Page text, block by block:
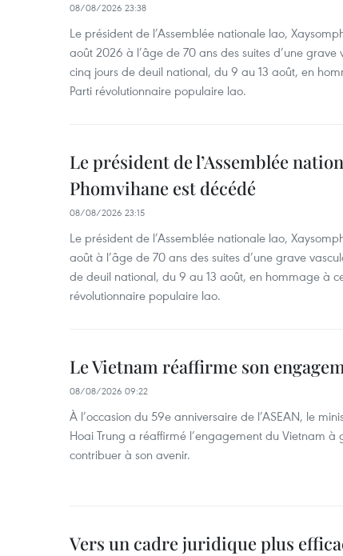
08/08/2026 23:38
Le président de l’Assemblée nationale lao,
août 2026 à l’âge de 70 ans des suites d’une grave
cinq jours de deuil national, du 9 au 13 août, en
Parti révolutionnaire populaire lao.
Le président de l’Assemblée
Phomvihane est décédé
08/08/2026 23:15
Le président de l’Assemblée nationale lao,
août à l’âge de 70 ans des suites d’une grave
de deuil national, du 9 au 13 août, en hommage à
révolutionnaire populaire lao.
Le Vietnam réaffirme son
08/08/2026 09:22
À l’occasion du 59e anniversaire de l’ASEAN, le
Hoai Trung a réaffirmé l’engagement du Vietnam à
contribuer à son avenir.
Vers un cadre juridique plus